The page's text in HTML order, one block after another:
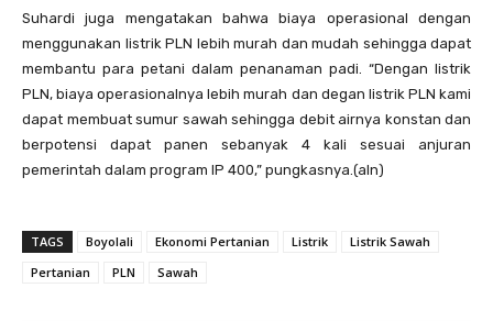
Suhardi juga mengatakan bahwa biaya operasional dengan
menggunakan listrik PLN lebih murah dan mudah sehingga dapat
membantu para petani dalam penanaman padi. “Dengan listrik
PLN, biaya operasionalnya lebih murah dan degan listrik PLN kami
dapat membuat sumur sawah sehingga debit airnya konstan dan
berpotensi dapat panen sebanyak 4 kali sesuai anjuran
pemerintah dalam program IP 400,” pungkasnya.(aln)
TAGS Boyolali Ekonomi Pertanian Listrik
Listrik Sawah
Pertanian
PLN Sawah